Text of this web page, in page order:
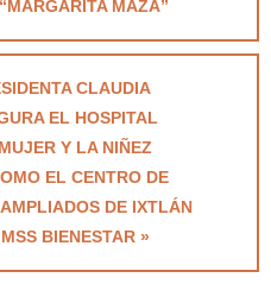
MAZA”
CLAUDIA
EL HOSPITAL
Y LA NIÑEZ
EL CENTRO DE
DE IXTLÁN
BIENESTAR »